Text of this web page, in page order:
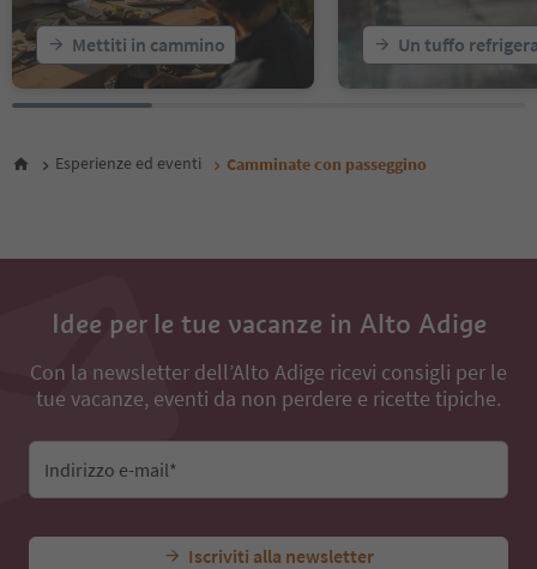
Mettiti in cammino Un tuffo
Esperienze ed eventi Camminate con passeggino
Idee per le tue vacanze in Alto Adige
Con la newsletter dell’Alto Adige ricevi consigli per le
tue vacanze, eventi da non perdere e ricette tipiche.
Indirizzo e-mail*
Iscriviti alla newsletter